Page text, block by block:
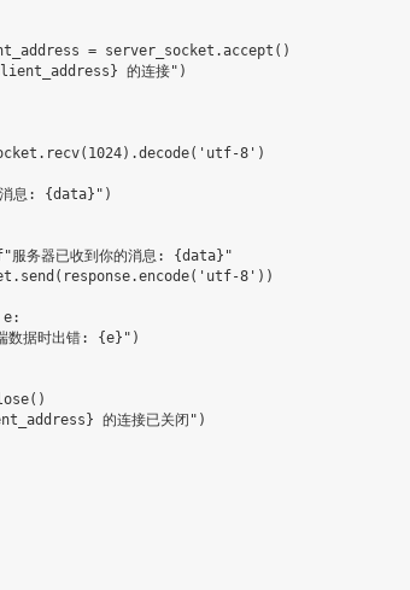
= server_socket .accept ( )
} 的连接" )
. recv( 1024) .decode( 'utf-8' )
息: {data} " )
服务器已收到你的消息: {data} "
. send ( response.encode( 'utf-8' ) )
e:
数据时出错: {e} " )
( )
} 的连接已关闭" )